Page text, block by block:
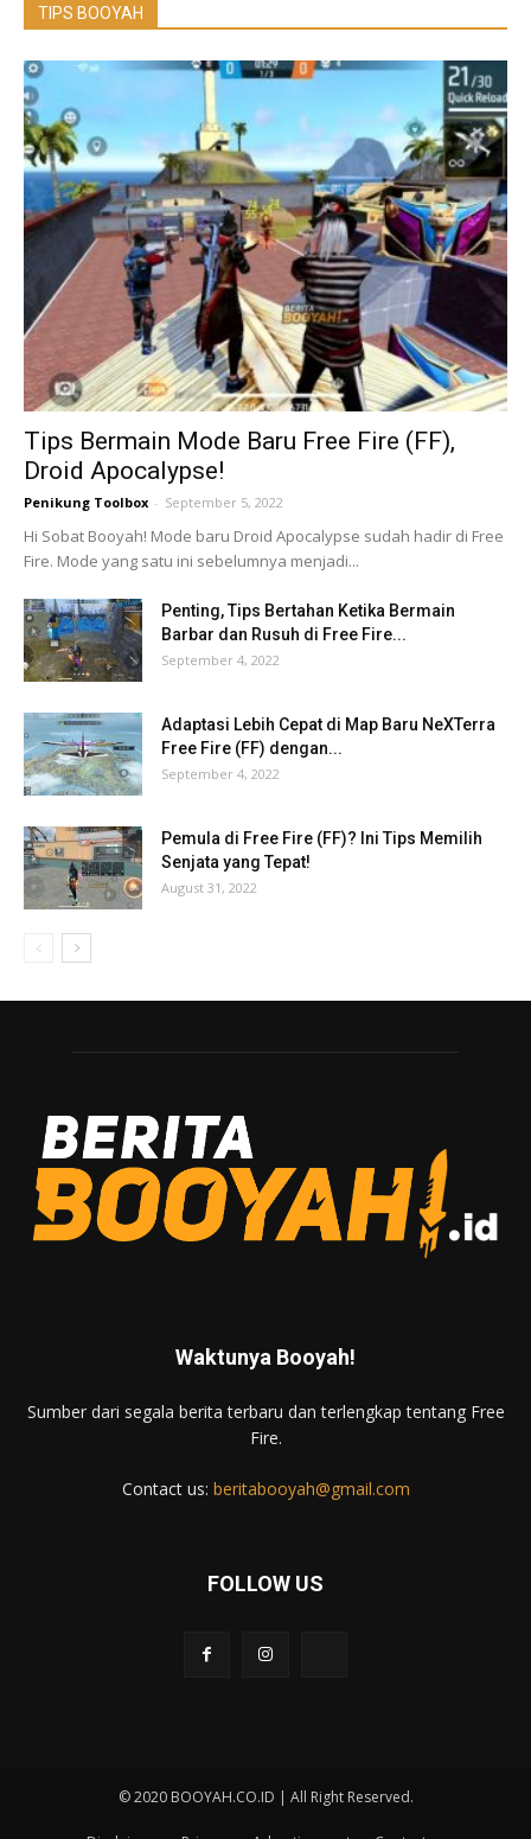
TIPS BOOYAH
Tips Bermain Mode Baru Free Fire (FF),
Droid Apocalypse!
Penikung Toolbox - September 5, 2022
Hi Sobat Booyah! Mode baru Droid Apocalypse sudah hadir di Free
Fire. Mode yang satu ini sebelumnya menjadi...
Penting, Tips Bertahan Ketika Bermain
Barbar dan Rusuh di Free Fire...
September 4, 2022
Adaptasi Lebih Cepat di Map Baru NeXTerra
Free Fire (FF) dengan...
September 4, 2022
Pemula di Free Fire (FF)? Ini Tips Memilih
Senjata yang Tepat!
August 31, 2022
Waktunya Booyah!
Sumber dari segala berita terbaru dan terlengkap tentang Free
Fire.
Contact us: beritabooyah@gmail.com
FOLLOW US
© 2020 BOOYAH.CO.ID | All Right Reserved.